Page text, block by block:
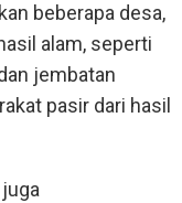
beberapa desa,
alam, seperti
jembatan
pasir dari hasil